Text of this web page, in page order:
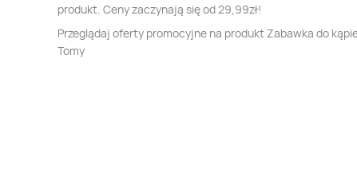
produkt. Ceny zaczynają się od 29,99zł!
Przeglądaj oferty promocyjne na produkt Zabawka do
Tomy